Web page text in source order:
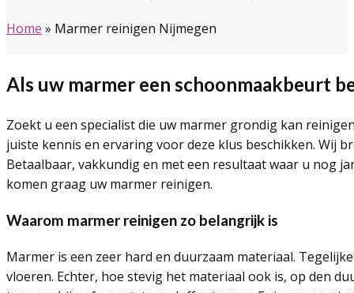
Home » Marmer reinigen Nijmegen
Als uw marmer een schoonmaakbeurt
Zoekt u een specialist die uw marmer grondig kan
juiste kennis en ervaring voor deze klus beschikken. Wij
Betaalbaar, vakkundig en met een resultaat waar u nog
komen graag uw marmer reinigen.
Waarom marmer reinigen zo belangrijk is
Marmer is een zeer hard en duurzaam materiaal.
vloeren. Echter, hoe stevig het materiaal ook is, op den